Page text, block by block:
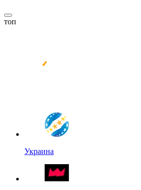
топ
Украина